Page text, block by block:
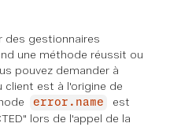
des gestionnaires
une méthode réussit ou
pouvez demander à
client est à l'origine de
error.name
est
lors de l'appel de la